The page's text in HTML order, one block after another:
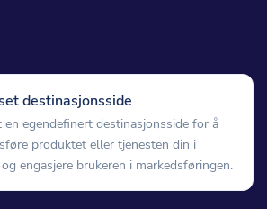
destinasjonsside
en egendefinert destinasjonsside for å
produktet eller tjenesten din i
engasjere brukeren i markedsføringen.